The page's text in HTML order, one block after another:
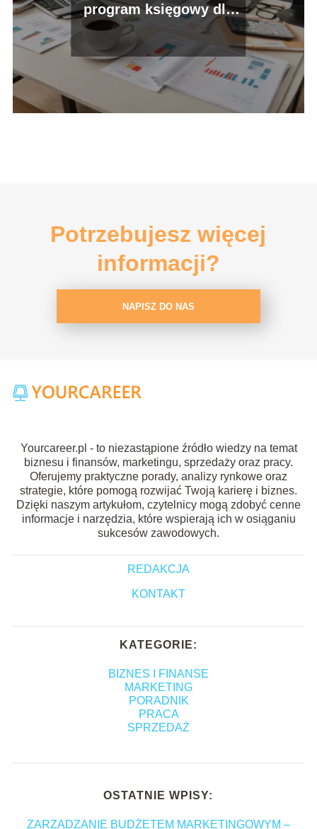
program księgowy dla
swojej firmy?
Potrzebujesz więcej
informacji?
NAPISZ DO NAS
Yourcareer.pl - to niezastąpione źródło wiedzy na temat
biznesu i finansów, marketingu, sprzedaży oraz pracy.
Oferujemy praktyczne porady, analizy rynkowe oraz
strategie, które pomogą rozwijać Twoją karierę i biznes.
Dzięki naszym artykułom, czytelnicy mogą zdobyć cenne
informacje i narzędzia, które wspierają ich w osiąganiu
sukcesów zawodowych.
REDAKCJA
KONTAKT
KATEGORIE:
BIZNES I FINANSE
MARKETING
PORADNIK
PRACA
SPRZEDAŻ
OSTATNIE WPISY:
ZARZĄDZANIE BUDŻETEM MARKETINGOWYM –